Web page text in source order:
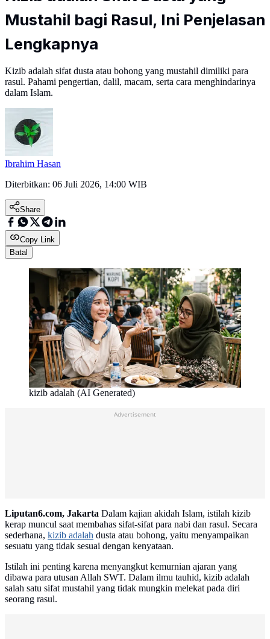
Mustahil bagi Rasul, Ini Penjelasan
Lengkapnya
Kizib adalah sifat dusta atau bohong yang mustahil dimiliki para
rasul. Pahami pengertian, dalil, macam, serta cara menghindarinya
dalam Islam.
Ibrahim Hasan
Diterbitkan: 06 Juli 2026, 14:00 WIB
Share
Copy Link
Batal
kizib adalah (AI Generated)
Liputan6.com, Jakarta Dalam kajian akidah Islam, istilah kizib
kerap muncul saat membahas sifat-sifat para nabi dan rasul. Secara
sederhana, kizib adalah dusta atau bohong, yaitu menyampaikan
sesuatu yang tidak sesuai dengan kenyataan.
Istilah ini penting karena menyangkut kemurnian ajaran yang
dibawa para utusan Allah SWT. Dalam ilmu tauhid, kizib adalah
salah satu sifat mustahil yang tidak mungkin melekat pada diri
seorang rasul.